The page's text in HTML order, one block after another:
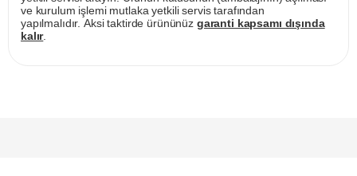
ve kurulum işlemi mutlaka yetkili servis tarafından
yapılmalıdır. Aksi taktirde ürününüz garanti kapsamı dışında
kalır.